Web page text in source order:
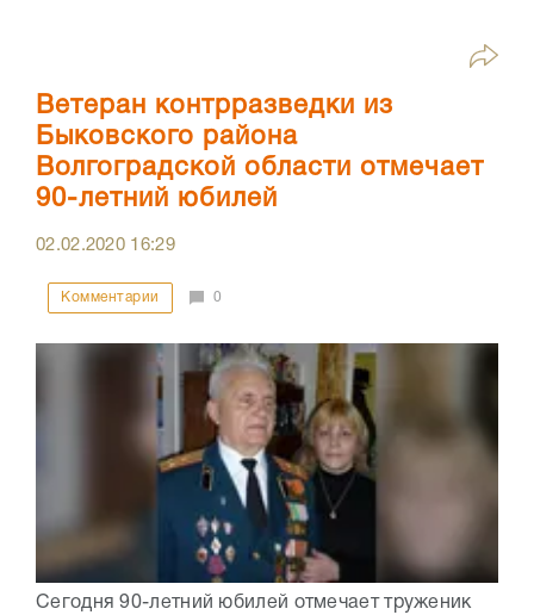
Ветеран контрразведки из
Быковского района
Волгоградской области отмечает
90-летний юбилей
02.02.2020 16:29
Комментарии 0
Сегодня 90-летний юбилей отмечает труженик